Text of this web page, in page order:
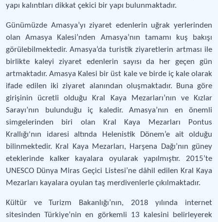
yapı kalıntıları dikkat çekici bir yapı bulunmaktadır.
Günümüzde Amasya’yı ziyaret edenlerin uğrak yerlerinden
olan Amasya Kalesi’nden Amasya’nın tamamı kuş bakışı
görülebilmektedir. Amasya’da turistik ziyaretlerin artması ile
birlikte kaleyi ziyaret edenlerin sayısı da her geçen gün
artmaktadır. Amasya Kalesi bir üst kale ve birde iç kale olarak
ifade edilen iki ziyaret alanından oluşmaktadır. Buna göre
girişinin ücretli olduğu Kral Kaya Mezarları’nın ve Kızlar
Sarayı’nın bulunduğu iç kaledir. Amasya’nın en önemli
simgelerinden biri olan Kral Kaya Mezarları Pontus
Krallığı'nın idaresi altında Helenistik Dönem’e ait olduğu
bilinmektedir. Kral Kaya Mezarları, Harşena Dağı’nın güney
eteklerinde kalker kayalara oyularak yapılmıştır. 2015’te
UNESCO Dünya Miras Geçici Listesi’ne dâhil edilen Kral Kaya
Mezarları kayalara oyulan taş merdivenlerle çıkılmaktadır.
Kültür ve Turizm Bakanlığı’nın, 2018 yılında internet
sitesinden Türkiye’nin en görkemli 13 kalesini belirleyerek